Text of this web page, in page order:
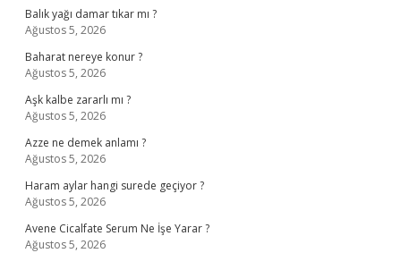
Balık yağı damar tıkar mı ?
Ağustos 5, 2026
Baharat nereye konur ?
Ağustos 5, 2026
Aşk kalbe zararlı mı ?
Ağustos 5, 2026
Azze ne demek anlamı ?
Ağustos 5, 2026
Haram aylar hangi surede geçiyor ?
Ağustos 5, 2026
Avene Cicalfate Serum Ne İşe Yarar ?
Ağustos 5, 2026